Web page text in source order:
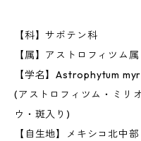
【科】サボテン科
【属】アストロフィツム属
【学名】Astrophytum
(アストロフィツム・ミリ
ウ・斑入り)
【自生地】メキシコ北中部